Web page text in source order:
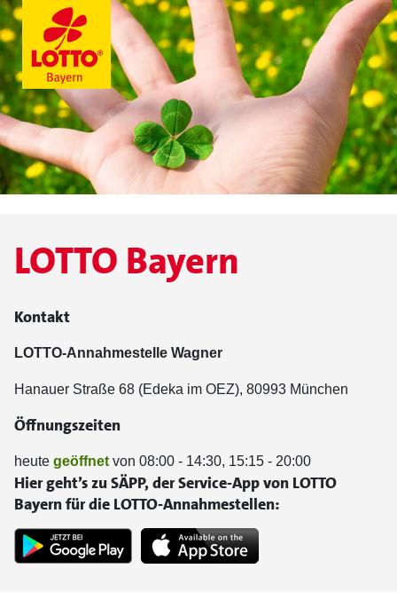
LOTTO Bayern
Kontakt
LOTTO-Annahmestelle Wagner
Hanauer Straße 68 (Edeka im OEZ), 80993 München
Öffnungszeiten
heute geöffnet von 08:00 - 14:30, 15:15 - 20:00
Hier geht’s zu SÄPP, der Service-App von LOTTO
Bayern für die LOTTO-Annahmestellen: